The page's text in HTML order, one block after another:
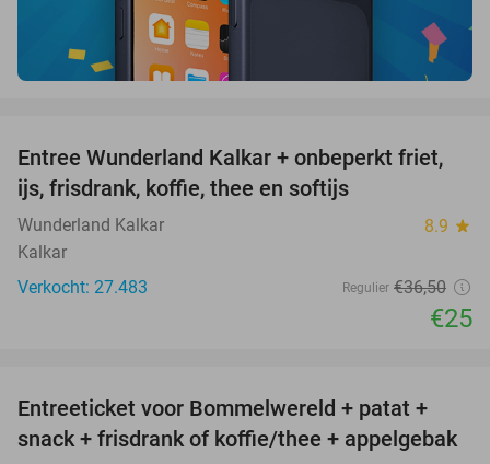
32%
Entree Wunderland Kalkar + onbeperkt friet,
ijs, frisdrank, koffie, thee en softijs
Wunderland Kalkar 8.9 star
Kalkar
Verkocht: 27.483
Regulier €36,50
€25
23%
Entreeticket voor Bommelwereld + patat +
snack + frisdrank of koffie/thee + appelgebak